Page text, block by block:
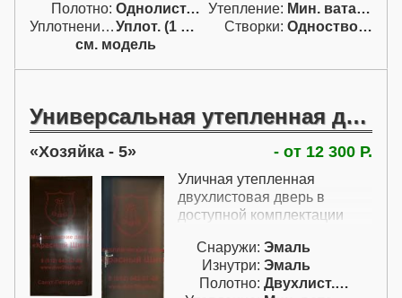
коробки эти дачные
металлические двери
ватой, которая является
входные металлические
двери этой модели - это еще
один вариант двери с
замком Эльбор-Базальт с
нажимной ручкой и
задвижкой ночным
дверь в подобной
комплектации возможно и с
двумя контурами
Полотно:
Однолист. проф. Утепление:
Мин. вата / пенопл.
Уплотнение:
Уплот. (1 конт.) Створки:
Одностворчатая (А)
см. модель
Универсальная утепленная дверь
Хозяйка - 5 - от 12 300 Р.
Уличная утепленная
двухлистовая дверь в
доступной комплектации
Снаружи: Эмаль
Изнутри: Эмаль
Полотно:
Двухлист. проф.